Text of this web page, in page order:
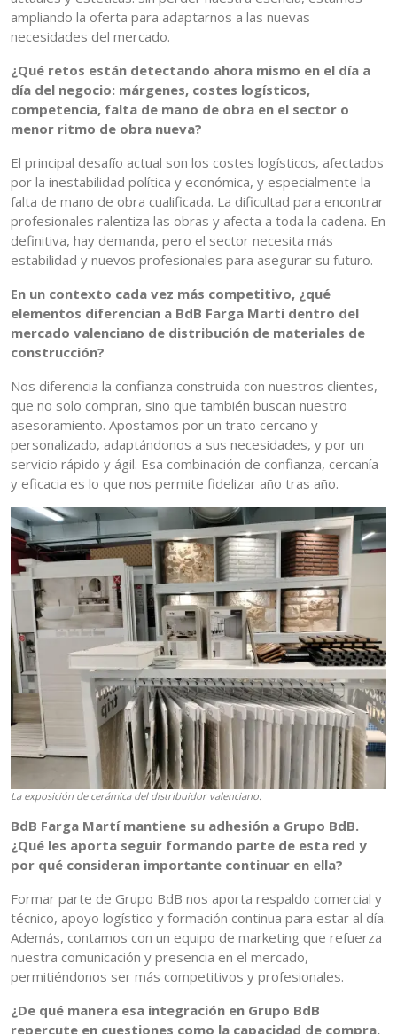
ampliando la oferta para adaptarnos a las nuevas
necesidades del mercado.
¿Qué retos están detectando ahora mismo en el día a
día del negocio: márgenes, costes logísticos,
competencia, falta de mano de obra en el sector o
menor ritmo de obra nueva?
El principal desafío actual son los costes logísticos, afectados
por la inestabilidad política y económica, y especialmente la
falta de mano de obra cualificada. La dificultad para encontrar
profesionales ralentiza las obras y afecta a toda la cadena. En
definitiva, hay demanda, pero el sector necesita más
estabilidad y nuevos profesionales para asegurar su futuro.
En un contexto cada vez más competitivo, ¿qué
elementos diferencian a BdB Farga Martí dentro del
mercado valenciano de distribución de materiales de
construcción?
Nos diferencia la confianza construida con nuestros clientes,
que no solo compran, sino que también buscan nuestro
asesoramiento. Apostamos por un trato cercano y
personalizado, adaptándonos a sus necesidades, y por un
servicio rápido y ágil. Esa combinación de confianza, cercanía
y eficacia es lo que nos permite fidelizar año tras año.
La exposición de cerámica del distribuidor valenciano.
BdB Farga Martí mantiene su adhesión a Grupo BdB.
¿Qué les aporta seguir formando parte de esta red y
por qué consideran importante continuar en ella?
Formar parte de Grupo BdB nos aporta respaldo comercial y
técnico, apoyo logístico y formación continua para estar al día.
Además, contamos con un equipo de marketing que refuerza
nuestra comunicación y presencia en el mercado,
permitiéndonos ser más competitivos y profesionales.
¿De qué manera esa integración en Grupo BdB
repercute en cuestiones como la capacidad de compra,